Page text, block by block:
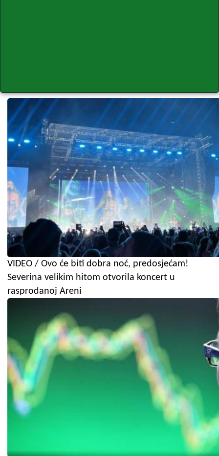
VIDEO / Ovo će biti dobra noć, predosjećam!
Severina velikim hitom otvorila koncert u
rasprodanoj Areni